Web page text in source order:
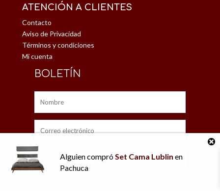
ATENCIÓN A CLIENTES
Contacto
Aviso de Privacidad
Términos y condiciones
Mi cuenta
BOLETÍN
Suscribir
AlguiencompróSet Cama Lublin en
Pachuca